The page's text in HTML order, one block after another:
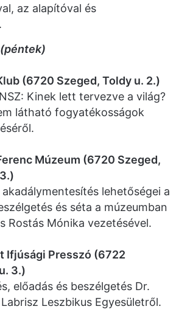
az alapítóval és
(6720 Szeged, Toldy u. 2.)
Kinek lett tervezve a világ?
látható fogyatékosságok
Múzeum (6720 Szeged,
akadálymentesítés lehetőségei a
és séta a múzeumban
Rostás Mónika vezetésével.
Ifjúsági Presszó (6722
3.)
előadás és beszélgetés Dr.
Leszbikus Egyesületről.